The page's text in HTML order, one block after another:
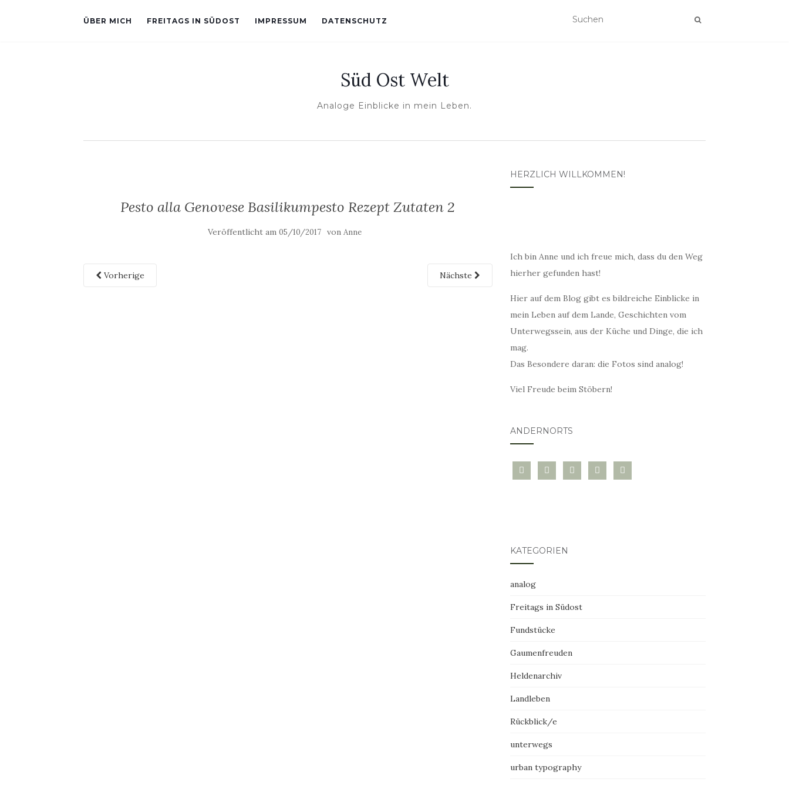
ÜBER MICH FREITAGS IN SÜDOST IMPRESSUM DATENSCHUTZ
Süd Ost Welt
Analoge Einblicke in mein Leben.
Pesto alla Genovese Basilikumpesto Rezept Zutaten 2
Veröffentlicht am05/10/2017 vonAnne
Vorherige Nächste
HERZLICH WILLKOMMEN!
Ich bin Anne und ich freue mich, dass du den Weg
hierher gefunden hast!
Hier auf dem Blog gibt es bildreiche Einblicke in
mein Leben auf dem Lande, Geschichten vom
Unterwegssein, aus der Küche und Dinge, die ich
mag.
Das Besondere daran: die Fotos sind analog!
Viel Freude beim Stöbern!
ANDERNORTS
bloglovininstagramtwitter pinterest
mail
KATEGORIEN
analog
Freitags in Südost
Fundstücke
Gaumenfreuden
Heldenarchiv
Landleben
Rückblick/e
unterwegs
urban typography